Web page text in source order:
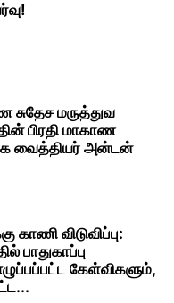
சுதேச மருத்துவ
பிரதி மாகாண
வைத்தியர் அன்டன்
காணி விடுவிப்பு:
பாதுகாப்பு
கேள்விகளும்,